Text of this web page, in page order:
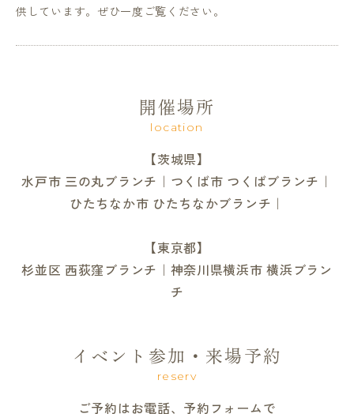
供しています。ぜひ一度ご覧ください。
開催場所
location
【茨城県】
水戸市 三の丸ブランチ｜つくば市 つくばブランチ｜
ひたちなか市 ひたちなかブランチ｜
【東京都】
杉並区 西荻窪ブランチ｜神奈川県横浜市 横浜ブラン
チ
イベント参加・来場予約
reserv
ご予約はお電話、予約フォームで